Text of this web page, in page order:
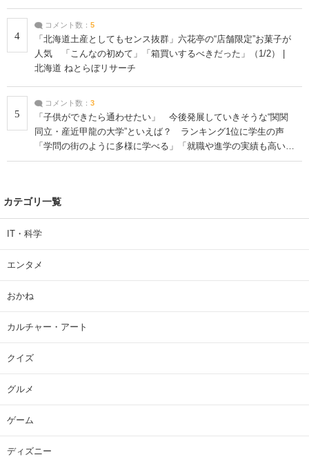
4
コメント数： 5
「北海道土産としてもセンス抜群」六花亭の“店舗限定”お菓子が
人気 「こんなの初めて」「箱買いするべきだった」（1/2） |
北海道 ねとらぼリサーチ
5
コメント数： 3
「子供ができたら通わせたい」 今後発展していきそうな“関関
同立・産近甲龍の大学”といえば？ ランキング1位に学生の声
「学問の街のように多様に学べる」「就職や進学の実績も高い」
| 大学 ねとらぼリサーチ
カテゴリ一覧
IT・科学
エンタメ
おかね
カルチャー・アート
クイズ
グルメ
ゲーム
ディズニー